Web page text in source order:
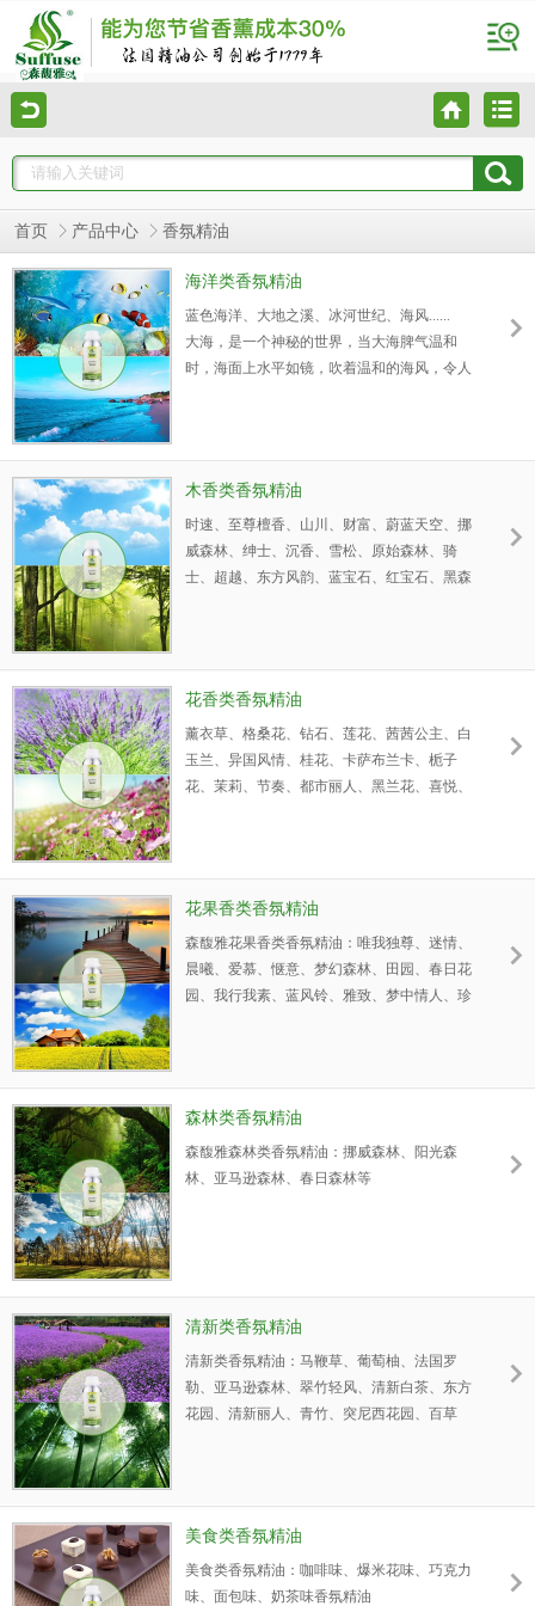
首页 产品中心 香氛精油
海洋类香氛精油
蓝色海洋、大地之溪、冰河世纪、海风......
大海，是一个神秘的世界，当大海脾气温和
时，海面上水平如镜，吹着温和的海风，令人
往，是憧憬，是激情。平静的大海是一个蓝色
的世界，无风无浪，心平气和。
木香类香氛精油
时速、至尊檀香、山川、财富、蔚蓝天空、挪
威森林、绅士、沉香、雪松、原始森林、骑
士、超越、东方风韵、蓝宝石、红宝石、黑森
花香类香氛精油
薰衣草、格桑花、钻石、莲花、茜茜公主、白
玉兰、异国风情、桂花、卡萨布兰卡、栀子
花、茉莉、节奏、都市丽人、黑兰花、喜悦、
花果香类香氛精油
森馥雅花果香类香氛精油：唯我独尊、迷情、
晨曦、爱慕、惬意、梦幻森林、田园、春日花
园、我行我素、蓝风铃、雅致、梦中情人、珍
森林类香氛精油
森馥雅森林类香氛精油：挪威森林、阳光森
林、亚马逊森林、春日森林等
清新类香氛精油
清新类香氛精油：马鞭草、葡萄柚、法国罗
勒、亚马逊森林、翠竹轻风、清新白茶、东方
花园、清新丽人、青竹、突尼西花园、百草
美食类香氛精油
美食类香氛精油：咖啡味、爆米花味、巧克力
味、面包味、奶茶味香氛精油